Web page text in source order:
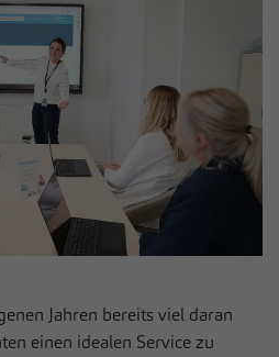
Jahren bereits viel daran
einen idealen Service zu
geschützten Bereichen gewährt.
Matomo für Website-Analysen.
Daten darüber, wie der
die Website nutzt.
externe Inhalte, um Ihnen